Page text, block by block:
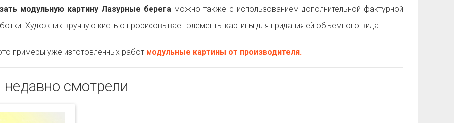
модульную картину Лазурные берегаможно также с использованием дополнительной фактурной
Художник вручную кистью прорисовывает элементы картины для придания ей объемного вида.
примеры уже изготовленных работ модульные картины от производителя.
смотрели